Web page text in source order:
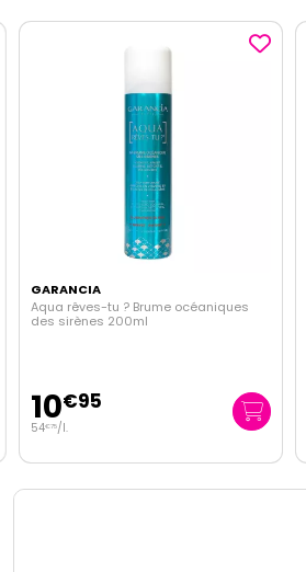
GARANCIA
Aqua rêves-tu ? Brume océaniques
des sirènes 200ml
10€95
54 €75/l.